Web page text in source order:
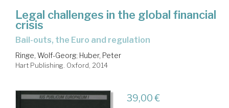
Legal challenges in the global financial
crisis
bail-outs, the Euro and regulation
Ringe, Wolf-Georg; Huber, Peter
Hart Publishing. Oxford, 2014
39,00 €